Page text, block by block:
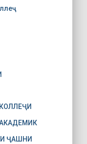
ҶАШНИ